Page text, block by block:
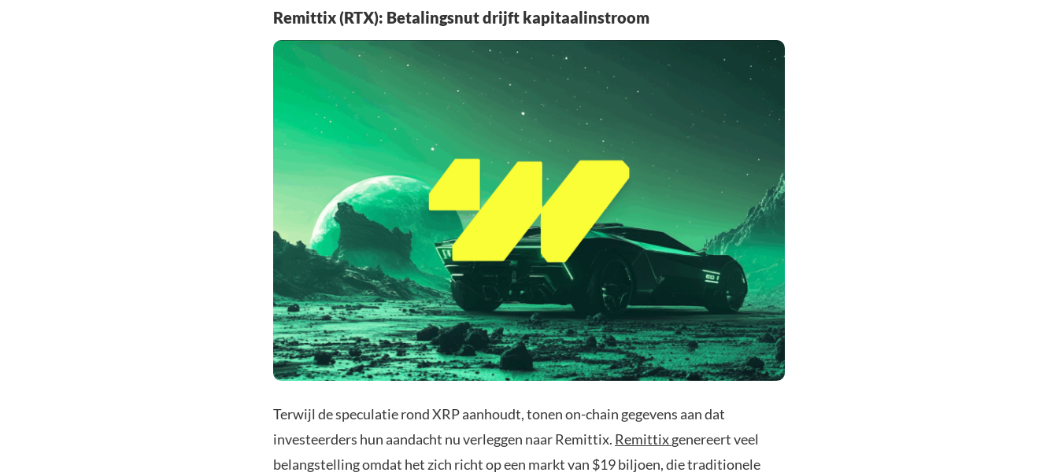
Remittix (RTX): Betalingsnut drijft kapitaalinstroom
Terwijl de speculatie rond XRP aanhoudt, tonen on-chain gegevens aan dat
investeerders hun aandacht nu verleggen naar Remittix. Remittixgenereert veel
belangstelling omdat het zich richt op een markt van $19 biljoen, die traditionele